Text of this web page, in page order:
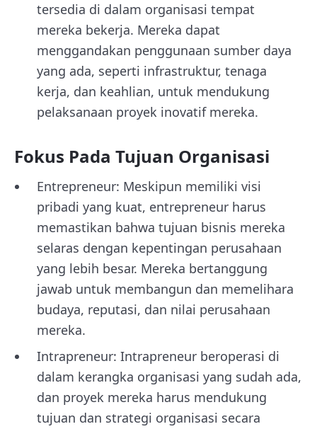
tersedia di dalam organisasi tempat
mereka bekerja. Mereka dapat
menggandakan penggunaan sumber daya
yang ada, seperti infrastruktur, tenaga
kerja, dan keahlian, untuk mendukung
pelaksanaan proyek inovatif mereka.
Fokus Pada Tujuan Organisasi
Entrepreneur: Meskipun memiliki visi
pribadi yang kuat, entrepreneur harus
memastikan bahwa tujuan bisnis mereka
selaras dengan kepentingan perusahaan
yang lebih besar. Mereka bertanggung
jawab untuk membangun dan memelihara
budaya, reputasi, dan nilai perusahaan
mereka.
Intrapreneur: Intrapreneur beroperasi di
dalam kerangka organisasi yang sudah ada,
dan proyek mereka harus mendukung
tujuan dan strategi organisasi secara